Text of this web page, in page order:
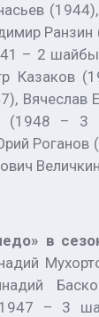
– 2
Казаков
Вячеслав
(1948 – 3
в
– 3